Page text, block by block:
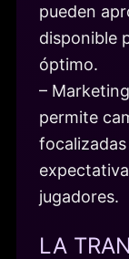
pueden
disponible
óptimo.
–
permite
jugadores.
LA